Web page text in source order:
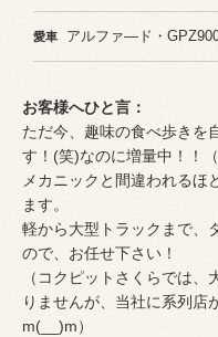
愛車 アルファ―ド・
お客様へひと言：
ただ今、趣味の食べ歩きを
す！(笑)なのに増量中！！（
メカニックと間違われるほ
ます。
軽から大型トラックまで、
ので、お任せ下さい！
（コクピットさくらでは
りませんが、当社に系列店
m(__)m）